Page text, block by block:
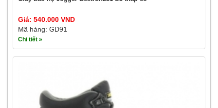
Giá: 540.000 VND
Mã hàng: GD91
Chi tiết »